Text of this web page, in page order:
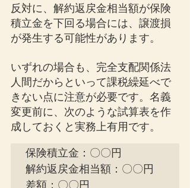
反対に、解約返戻金相当額が保険
積立金を下回る場合には、譲渡損
が発生する可能性があります。
いずれの場合も、完全支配関係法
人間だからといって課税繰延べで
きない点に注意が必要です。名義
変更前に、次のような試算表を作
成しておくと実務上有用です。
保険積立金：〇〇円
解約返戻金相当額：〇〇円
差額：〇〇円